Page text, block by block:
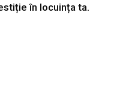
în locuința ta.